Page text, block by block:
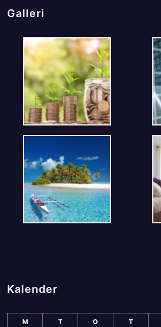
Galleri
Kalender
M T O T